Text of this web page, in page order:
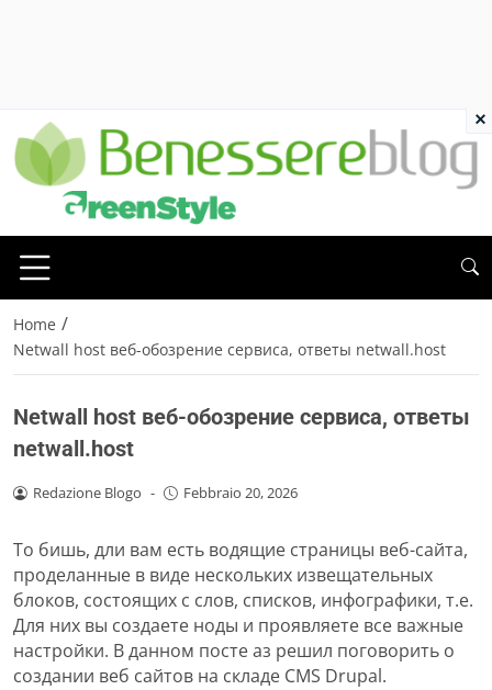
Home /
Netwall host веб-обозрение сервиса, ответы netwall.host
Netwall host веб-обозрение сервиса, ответы
netwall.host
Redazione Blogo - Febbraio 20, 2026
То бишь, дли вам есть водящие страницы веб-сайта,
проделанные в виде нескольких извещательных
блоков, состоящих с слов, списков, инфографики, т.е.
Для них вы создаете ноды и проявляете все важные
настройки. В данном посте аз решил поговорить о
создании веб сайтов на складе CMS Drupal.
×